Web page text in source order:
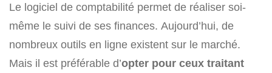
Le logiciel de comptabilité permet de réaliser soi-
même le suivi de ses finances. Aujourd’hui, de
nombreux outils en ligne existent sur le marché.
Mais il est préférable d’opter pour ceux traitant